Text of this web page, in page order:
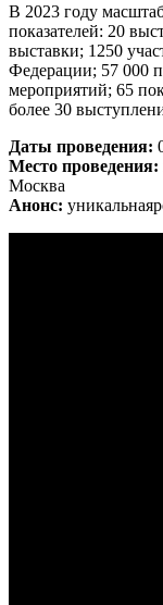
В 2023 году
показателей: 20
выставки; 1250
Федерации; 57 000
мероприятий; 65
более 30
Даты проведения:
Место проведения:
Москва
Анонс: